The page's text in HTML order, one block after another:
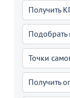
Получить
Точки
Получить